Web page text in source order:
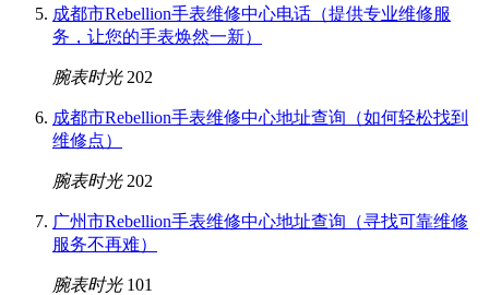
成都市Rebellion手表维修中心电话（提供专业维修服
务，让您的手表焕然一新）
腕表时光 202
成都市Rebellion手表维修中心地址查询（如何轻松找到
维修点）
腕表时光 202
广州市Rebellion手表维修中心地址查询（寻找可靠维修
服务不再难）
腕表时光 101